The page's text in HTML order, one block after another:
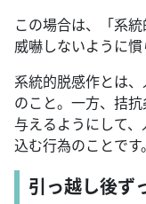
この場合は、「系
威嚇しないように慣
系統的脱感作とは
のこと。一方、拮
与えるようにして
込む行為のことです。
引っ越し後ず